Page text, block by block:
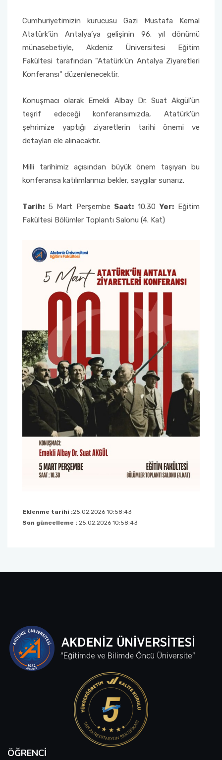
Cumhuriyetimizin kurucusu Gazi Mustafa Kemal
Atatürk’ün Antalya’ya gelişinin 96. yıl dönümü
münasebetiyle, Akdeniz Üniversitesi Eğitim
Fakültesi tarafından "Atatürk'ün Antalya Ziyaretleri
Konferansı" düzenlenecektir.
Konuşmacı olarak Emekli Albay Dr. Suat Akgül'ün
teşrif edeceği konferansımızda, Atatürk'ün
şehrimize yaptığı ziyaretlerin tarihi önemi ve
detayları ele alınacaktır.
Milli tarihimiz açısından büyük önem taşıyan bu
konferansa katılımlarınızı bekler, saygılar sunarız.
Tarih: 5 Mart Perşembe Saat: 10.30Yer: Eğitim
Fakültesi Bölümler Toplantı Salonu (4. Kat)
Eklenme tarihi :25.02.2026 10:58:43
Son güncelleme : 25.02.2026 10:58:43
ÖĞRENCI
2022-2026 Stratejik Planı
Faaliyet Raporları
İlahiyat Fakültesi
İletişim Fakültesi
Manavgat Sosyal ve Beşeri Bilimler Fakültesi
Manavgat Turizm Fakültesi
Manavgat Yabancı Diller Fakültesi
Mühendislik Fakültesi
Sağlık Bilimleri Fakültesi
Serik İşletme Fakültesi
Spor Bilimleri Fakültesi
Su Ürünleri Fakültesi
Tıp Fakültesi
Turizm Fakültesi
Uygulamalı Bilimler Fakültesi
Ziraat Fakültesi
Sağlık Hizmetleri MYO
Serik Gülsün Süleyman Süral MYO
Yapı İşleri ve Teknik Daire Başkanlığı
Uluslararası İlişkiler Ofisi
Mezun Bilgi Sistemi
Sıkça Sorulan Sorular
TÜBİTAK Projeleri
Web of Science
SciVal